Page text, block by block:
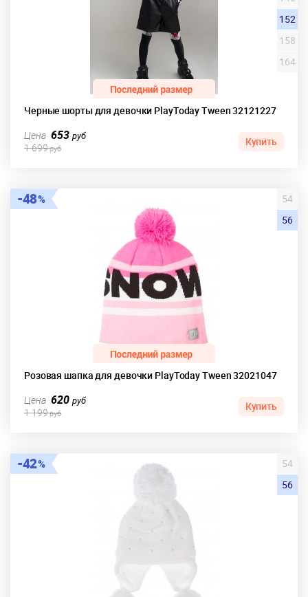
Черные шорты для девочки PlayToday Tween 32121227
152
158
164
Цена 653руб
1 699руб
Купить
48
Розовая шапка для девочки PlayToday Tween 32021047
54
56
Цена 620руб
1 199руб
Купить
42
54
56